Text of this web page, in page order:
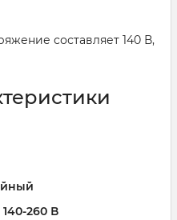
составляет 140 В,
140-260 В